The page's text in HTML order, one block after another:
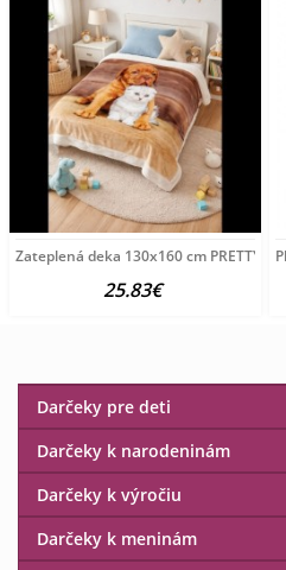
Zateplená deka 130x160 cm PRETTY II.
25.83€
Darčeky pre deti
Darčeky k narodeninám
Darčeky k výročiu
Darčeky k meninám